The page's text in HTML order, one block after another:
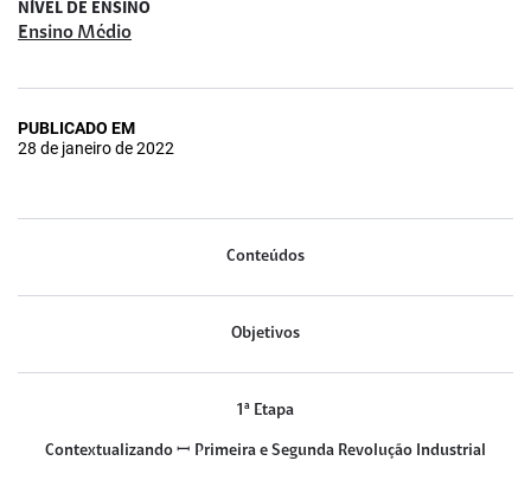
NÍVEL DE ENSINO
Ensino Médio
PUBLICADO EM
28 de janeiro de 2022
Conteúdos
Objetivos
1ª Etapa
Contextualizando ꟷ Primeira e Segunda Revolução Industrial